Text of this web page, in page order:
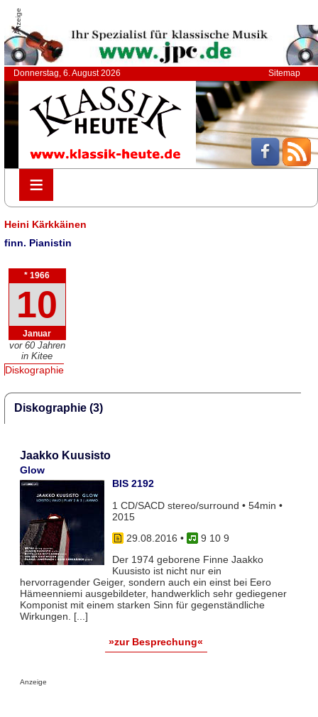
Anzeige
Donnerstag, 6. August 2026 Sitemap
≡
≡
Heini Kärkkäinen
finn. Pianistin
* 1966
10
Januar
vor 60 Jahren
in Kitee
Diskographie
Diskographie (3)
Jaakko Kuusisto
Glow
BIS 2192
1 CD/SACD stereo/surround • 54min •
2015
29.08.2016 •
9 10 9
Der 1974 geborene Finne Jaakko
Kuusisto ist nicht nur ein
hervorragender Geiger, sondern auch ein einst bei Eero
Hämeenniemi ausgebildeter, handwerklich sehr gediegener
Komponist mit einem starken Sinn für gegenständliche
Wirkungen. [...]
»zur Besprechung«
Anzeige